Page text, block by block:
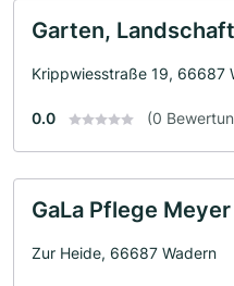
Garten,
Krippwiesstraße 19, 66687
0.0 (0
GaLa Pflege Meyer
Zur Heide, 66687 Wadern